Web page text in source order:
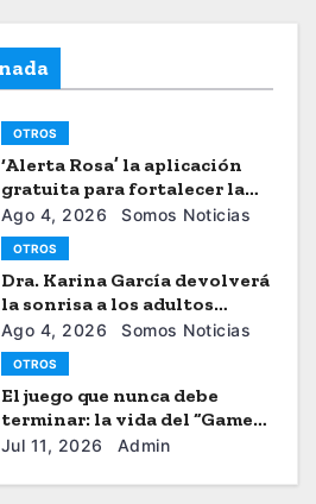
OTROS
‘Alerta Rosa’ la aplicación
gratuita para fortalecer la
seguiridad de las mujeres
Ago 4, 2026 Somos Noticias
OTROS
Dra. Karina García devolverá
la sonrisa a los adultos
mayores
Ago 4, 2026 Somos Noticias
OTROS
El juego que nunca debe
terminar: la vida del “Gamer”
Brayhan Crazzy
Jul 11, 2026 Admin